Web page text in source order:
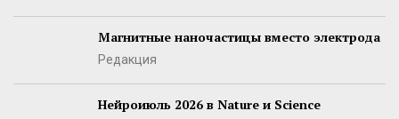
Магнитные наночастицы вместо электрода
Редакция
Нейроиюль 2026 в Nature и Science